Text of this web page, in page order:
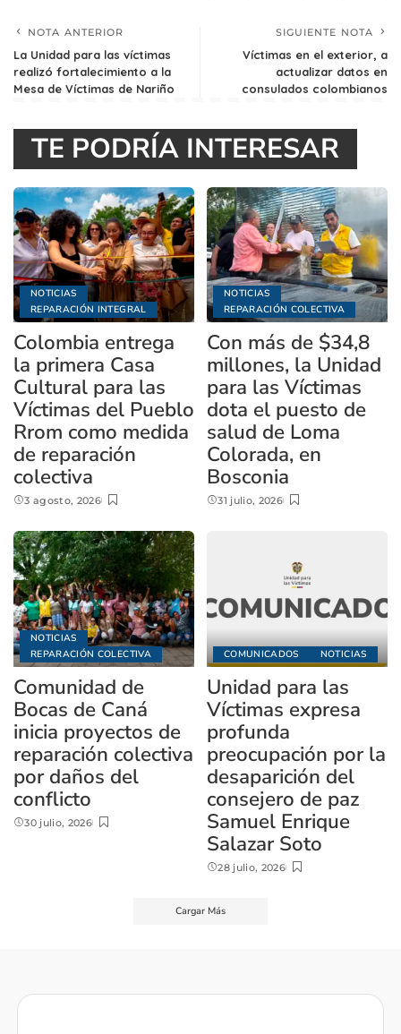
NOTA ANTERIOR
La Unidad para las víctimas
realizó fortalecimiento a la
Mesa de Víctimas de Nariño
SIGUIENTE NOTA
Víctimas en el exterior, a
actualizar datos en
consulados colombianos
TE PODRÍA INTERESAR
NOTICIAS
REPARACIÓN INTEGRAL
Colombia entrega
la primera Casa
Cultural para las
Víctimas del Pueblo
Rrom como medida
de reparación
colectiva
3 agosto, 2026
NOTICIAS
REPARACIÓN COLECTIVA
Con más de $34,8
millones, la Unidad
para las Víctimas
dota el puesto de
salud de Loma
Colorada, en
Bosconia
31 julio, 2026
NOTICIAS
REPARACIÓN COLECTIVA
Comunidad de
Bocas de Caná
inicia proyectos de
reparación colectiva
por daños del
conflicto
30 julio, 2026
COMUNICADOS NOTICIAS
Unidad para las
Víctimas expresa
profunda
preocupación por la
desaparición del
consejero de paz
Samuel Enrique
Salazar Soto
28 julio, 2026
Cargar Más